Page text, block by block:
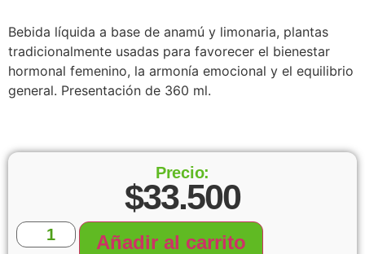
Bebida líquida a base de anamú y limonaria, plantas
tradicionalmente usadas para favorecer el bienestar
hormonal femenino, la armonía emocional y el equilibrio
general. Presentación de 360 ml.
Precio:
$33.500
Añadir al carrito